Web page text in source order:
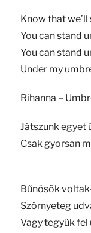
Know that
You can stand
You can stand
Under my
Rihanna –
Játszunk egyet
Csak gyorsan
Bűnösök
Szörnyeteg
Vagy tegyük fel